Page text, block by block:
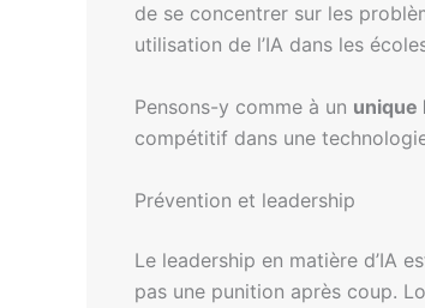
de se concentrer sur les
utilisation de l’IA dans les
Pensons-y comme à un unique
compétitif dans une
Prévention et leadership
Le leadership en matière d’IA
pas une punition après coup.